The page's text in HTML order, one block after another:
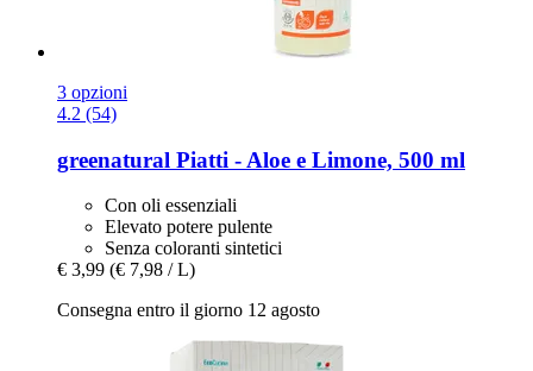
3 opzioni
4.2 (54)
greenatural Piatti -​ Aloe e Limone, 500 ml
Con oli essenziali
Elevato potere pulente
Senza coloranti sintetici
€ 3,99 (€ 7,98 / L)
Consegna entro il giorno 12 agosto